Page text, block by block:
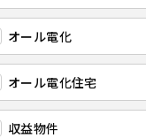
オール電化
オール電化住宅
収益物件